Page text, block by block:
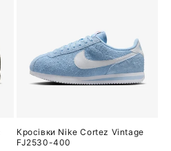
Кросівки Nike Cortez Vintage
FJ2530-400